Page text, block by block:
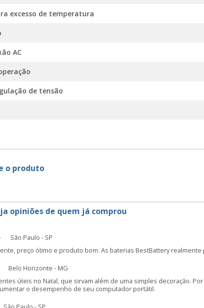
excesso de temperatura
AC
de tensão
o produto
opiniões de quem já comprou
São Paulo - SP
preço ótimo e produto bom. As baterias BestBattery
Belo Horizonte - MG
úteis no Natal, que sirvam além de uma simples decoração.
o desempenho de seu computador portátil.